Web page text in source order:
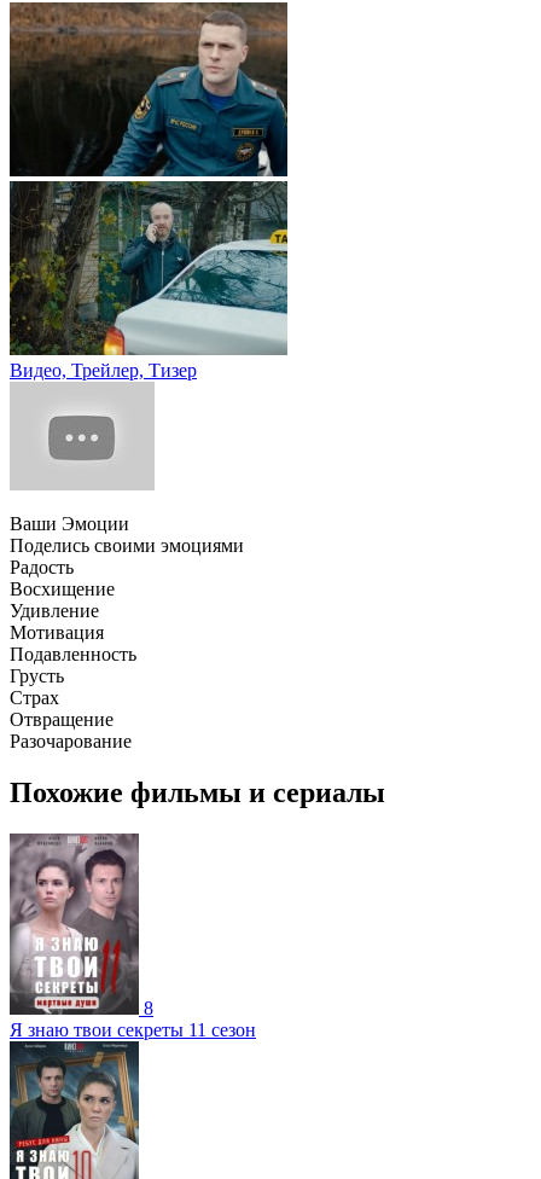
Видео, Трейлер, Тизер
Ваши Эмоции
Поделись своими эмоциями
Радость
Восхищение
Удивление
Мотивация
Подавленность
Грусть
Страх
Отвращение
Разочарование
Похожие фильмы и сериалы
8
Я знаю твои секреты 11 сезон